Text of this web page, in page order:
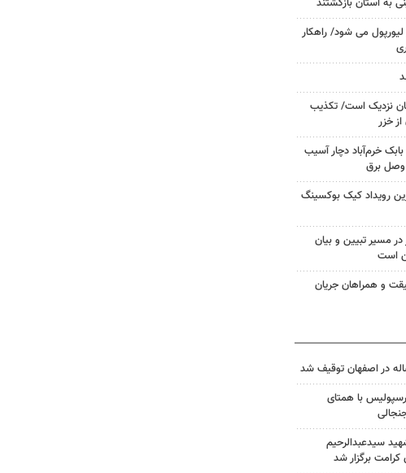
لیورپول می شود/ راهکار
نزدیک است/ تکذیب
بابک خرم‌آباد دچار آسیب
وصل برق
رویداد کیک‌ بوکسینگ
مسیر تبیین و بیان
است
و همراهان جریان
با همتای
سیدعبدالرحیم
برگزار شد